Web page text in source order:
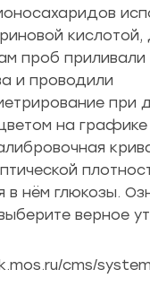
кислотой,
проб приливали
и проводили
при
на графике
нём глюкозы.
верное